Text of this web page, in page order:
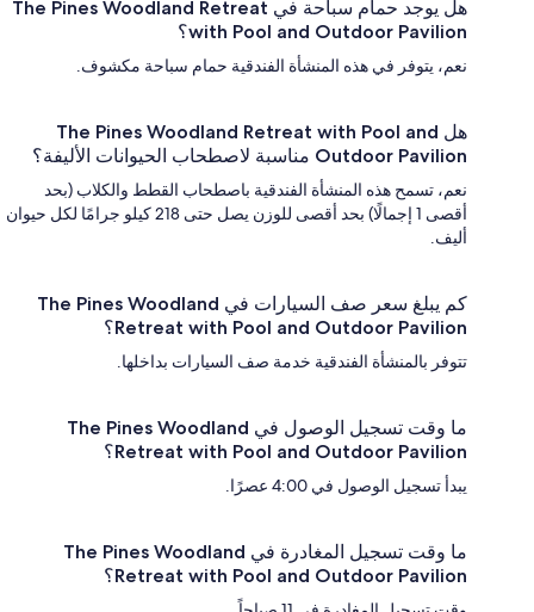
هل يوجد حمام سباحة في The Pines Woodland Retreat
with Pool and Outdoor Pavilion؟
نعم، يتوفر في هذه المنشأة الفندقية حمام سباحة مكشوف.
هل The Pines Woodland Retreat with Pool and
Outdoor Pavilion مناسبة لاصطحاب الحيوانات الأليفة؟
نعم، تسمح هذه المنشأة الفندقية باصطحاب القطط والكلاب (بحد
أقصى 1 إجمالًا) بحد أقصى للوزن يصل حتى 218 كيلو جرامًا لكل حيوان
أليف.
كم يبلغ سعر صف السيارات في The Pines Woodland
Retreat with Pool and Outdoor Pavilion؟
تتوفر بالمنشأة الفندقية خدمة صف السيارات بداخلها.
ما وقت تسجيل الوصول في The Pines Woodland
Retreat with Pool and Outdoor Pavilion؟
يبدأ تسجيل الوصول في 4:00 عصرًا.
ما وقت تسجيل المغادرة في The Pines Woodland
Retreat with Pool and Outdoor Pavilion؟